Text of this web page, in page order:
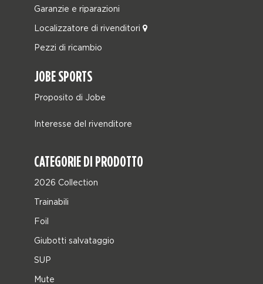
Garanzie e riparazioni
Localizzatore di rivenditori
Pezzi di ricambio
JOBE SPORTS
Proposito di Jobe
Interesse del rivenditore
CATEGORIE DI PRODOTTO
2026 Collection
Trainabili
Foil
Giubotti salvataggio
SUP
Mute